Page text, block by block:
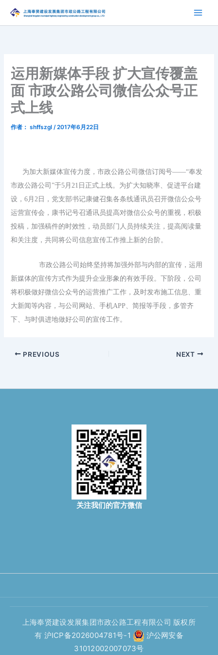
内
运用新媒体手段 扩大宣传覆盖
面 市政公路公司微信公众号正
式上线
作者： shffszgl/2017年6月22日
为加大新媒体宣传力度，市政公路公司微信订阅号——“奉发
市政公路公司”于5月21 日正式上线。为扩大知晓率、促进平台建
设，6月2 日，党支部书记康健召集各条线通讯员召开微信公众号
运营宣传会，康书记号召通讯员提高对微信公众号的重视，积极
投稿，加强稿件的时效性，动员部门人员持续关注，提高阅读量
和关注度，共同将公司信息宣传工作推上新的台阶。
市政公路公司始终坚持将加强外部与内部的宣传，运用
新媒体的宣传方式作为提升企业形象的有效手段。下阶段，公司
将积极做好微信公众号的运营推广工作，及时发布施工信息、重
大新闻等内容，与公司网站、手机APP 、简报等手段，多管齐
下、与时俱进地做好公司的宣传工作。
PREVIOUS NEXT
关注我们的官方微信
上海奉贤建设发展集团市政公路工程有限公司 版权所
有 沪ICP备2026004781号-1
沪公网安备
31012002007073号